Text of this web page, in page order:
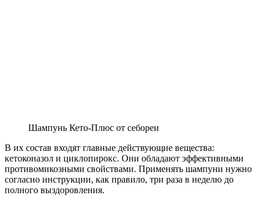
Шампунь Кето-Плюс от себореи
В их состав входят главные действующие вещества:
кетоконазол и циклопирокс. Они обладают эффективными
противомикозными свойствами. Применять шампуни нужно
согласно инструкции, как правило, три раза в неделю до
полного выздоровления.